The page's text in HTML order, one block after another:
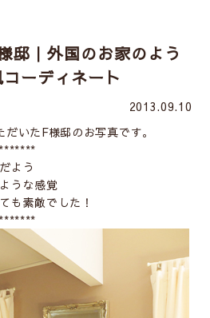
邸｜外国のお家のよう
ーディネート
2013.09.10
いたF様邸のお写真です。
よう
うな感覚
も素敵でした！